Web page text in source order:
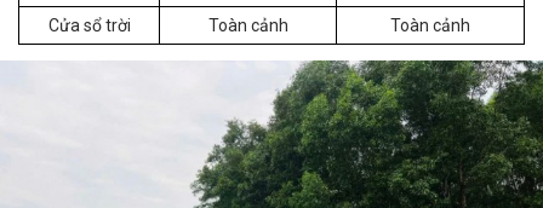
Cửa sổ trời
Toàn cảnh Toàn cảnh